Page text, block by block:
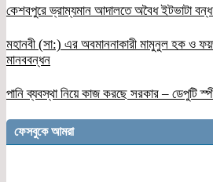
কেশবপুরে ভ্রাম্যমান আদালতে অবৈধ ইটভাটা
মহানবী (সা:) এর অবমাননাকারী মামুনুল হক ও
মানববন্ধন
পানি ব্যবস্থা নিয়ে কাজ করছে সরকার – ডেপুটি
ফেসবুকে আমরা